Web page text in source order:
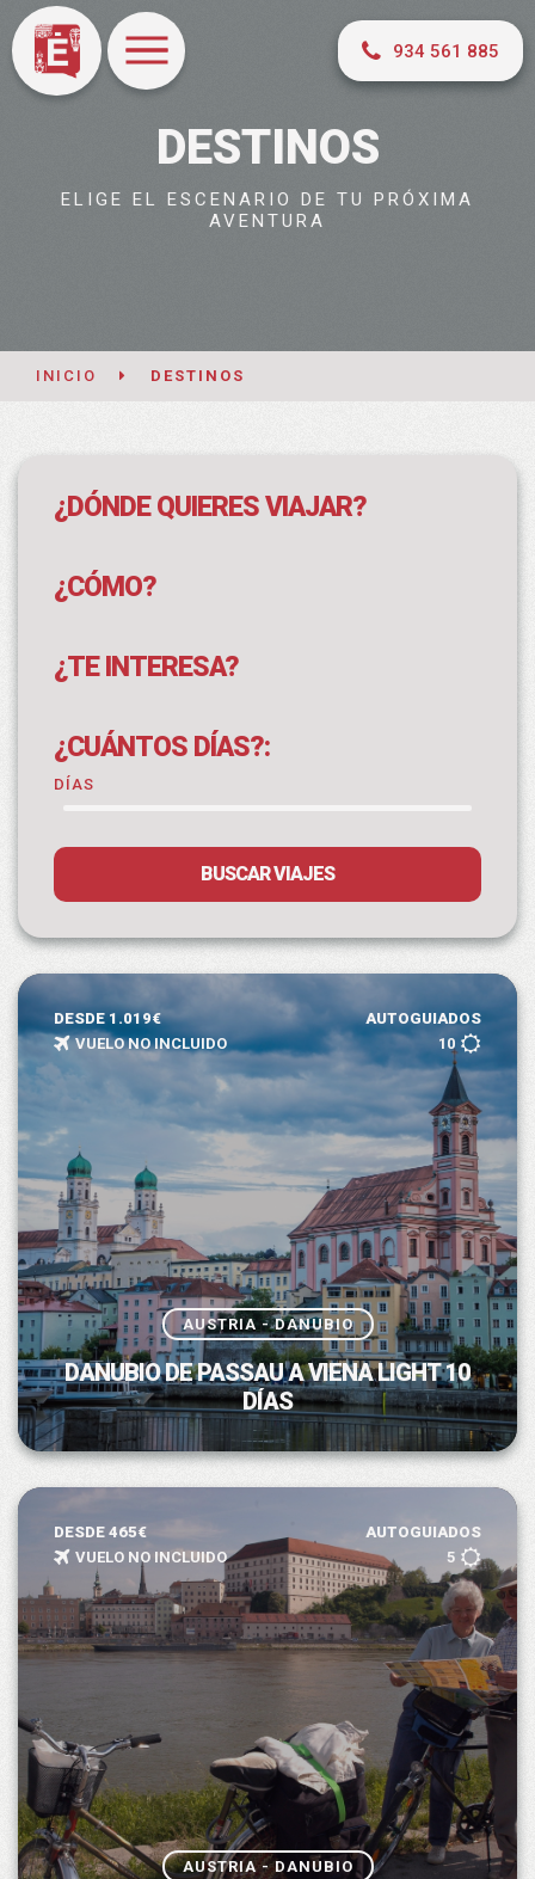
934 561 885
DESTINOS
ELIGE EL ESCENARIO DE TU PRÓXIMA
AVENTURA
INICIO DESTINOS
¿DÓNDE QUIERES VIAJAR?
¿CÓMO?
¿TE INTERESA?
¿CUÁNTOS DÍAS?:
DÍAS
BUSCAR VIAJES
DESDE 1.019€
AUTOGUIADOS
VUELO NO INCLUIDO
10
AUSTRIA - DANUBIO
DANUBIO DE PASSAU A VIENA LIGHT 10
DÍAS
DESDE 465€
AUTOGUIADOS
VUELO NO INCLUIDO
5
AUSTRIA - DANUBIO